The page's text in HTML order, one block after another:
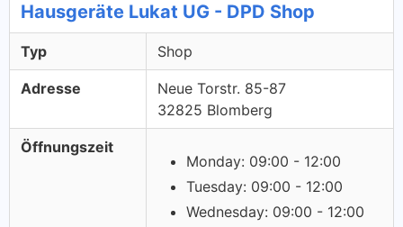
Hausgeräte Lukat UG - DPD Shop
Typ Shop
Adresse
Neue Torstr. 85-87
32825 Blomberg
Öffnungszeit
Monday: 09:00 - 12:00
Tuesday: 09:00 - 12:00
Wednesday: 09:00 - 12:00